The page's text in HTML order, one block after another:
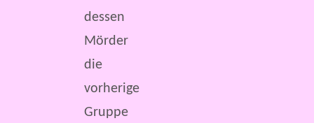
dessen
Mörder
die
vorherige
Gruppe